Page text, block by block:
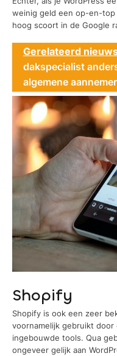
weinig geld een op-en-
hoog scoort in de Google
Gerelateerd
dakspecialist
algemene aannemer
Shopify
Shopify is ook een zeer
voornamelijk gebruikt
ingebouwde tools. Qua
ongeveer gelijk aan